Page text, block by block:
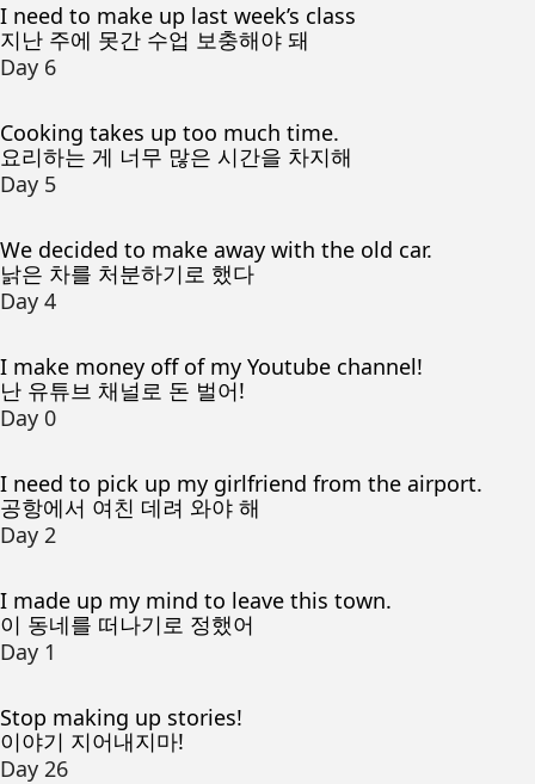
I need to make up last week’s class
지난 주에 못간 수업 보충해야 돼
Day 6
Cooking takes up too much time.
요리하는 게 너무 많은 시간을 차지해
Day 5
We decided to make away with the old car.
낡은 차를 처분하기로 했다
Day 4
I make money off of my Youtube channel!
난 유튜브 채널로 돈 벌어!
Day 0
I need to pick up my girlfriend from the airport.
공항에서 여친 데려 와야 해
Day 2
I made up my mind to leave this town.
이 동네를 떠나기로 정했어
Day 1
Stop making up stories!
이야기 지어내지마!
Day 26